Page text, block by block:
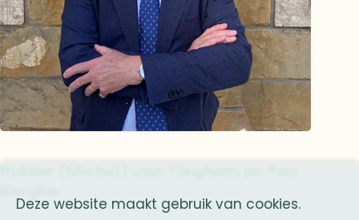
Deze website maakt gebruik van cookies.